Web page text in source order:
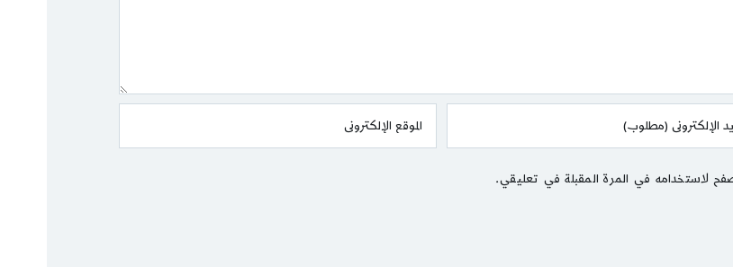
لاستخدامه في المرة المقبلة في تعليقي.